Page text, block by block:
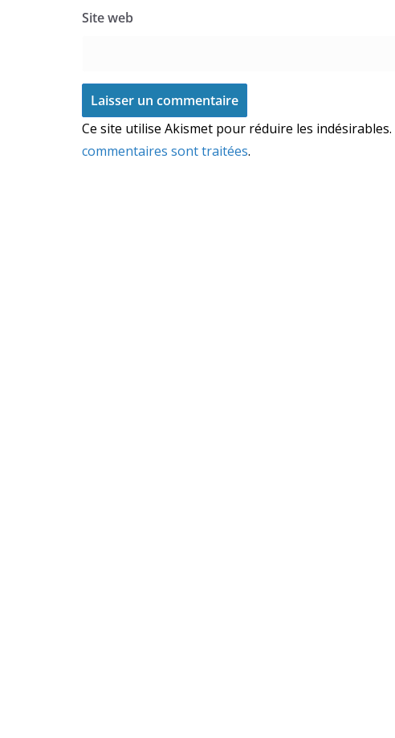
Site web
Ce site utilise Akismet pour réduire les indésirables.
commentaires sont traitées.